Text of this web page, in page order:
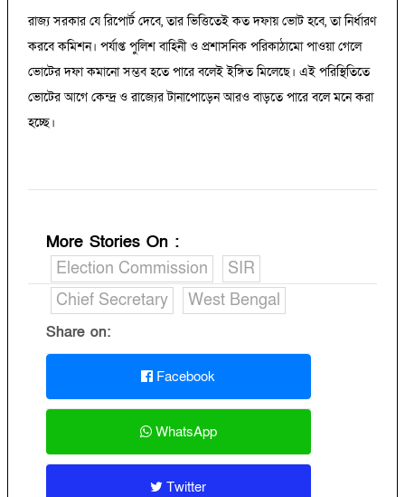
রাজ্য সরকার যে রিপোর্ট দেবে, তার ভিত্তিতেই কত দফায় ভোট হবে, তা নির্ধারণ
করবে কমিশন। পর্যাপ্ত পুলিশ বাহিনী ও প্রশাসনিক পরিকাঠামো পাওয়া গেলে
ভোটের দফা কমানো সম্ভব হতে পারে বলেই ইঙ্গিত মিলেছে। এই পরিস্থিতিতে
ভোটের আগে কেন্দ্র ও রাজ্যের টানাপোড়েন আরও বাড়তে পারে বলে মনে করা
হচ্ছে।
More Stories On :
Election Commission
SIR
Chief Secretary
West Bengal
Share on:
Facebook
WhatsApp
Twitter